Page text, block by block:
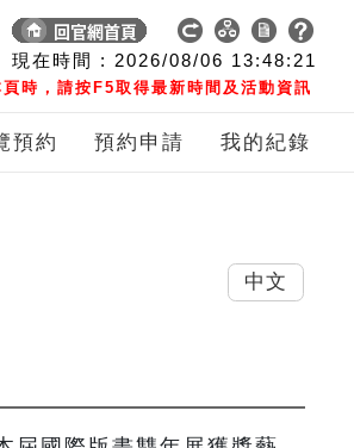
現在時間 : 2026/08/06 13:48:21
時，請按F5取得最新時間及活動資訊
預約 預約申請 我的紀錄